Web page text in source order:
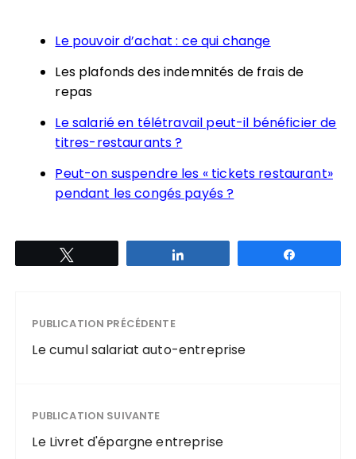
Le pouvoir d’achat : ce qui change
Les plafonds des indemnités de frais de
repas
Le salarié en télétravail peut-il bénéficier de
titres-restaurants ?
Peut-on suspendre les « tickets restaurant»
pendant les congés payés ?
PUBLICATION PRÉCÉDENTE
Le cumul salariat auto-entreprise
PUBLICATION SUIVANTE
Le Livret d'épargne entreprise